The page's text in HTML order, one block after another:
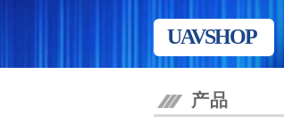
双击此处添加文字
UAVSHOP
产品